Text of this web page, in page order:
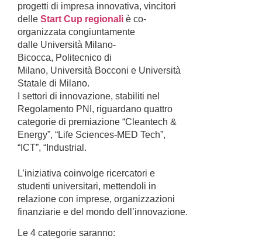
progetti di impresa innovativa, vincitori
delle Start Cup regionali è co-
organizzata congiuntamente
dalle Università Milano-
Bicocca, Politecnico di
Milano, Università Bocconi e Università
Statale di Milano.
I settori di innovazione, stabiliti nel
Regolamento PNI, riguardano quattro
categorie di premiazione “Cleantech &
Energy”, “Life Sciences-MED Tech”,
“ICT”, “Industrial.
L’iniziativa coinvolge ricercatori e
studenti universitari, mettendoli in
relazione con imprese, organizzazioni
finanziarie e del mondo dell’innovazione.
Le 4 categorie saranno: